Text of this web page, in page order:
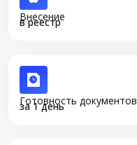
Внесение
в реестр
Готовность документов
за 1 день